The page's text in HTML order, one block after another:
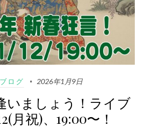
ログ 2026年1月9日
いましょう！ライブ
月祝)、19:00〜！